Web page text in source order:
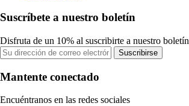
Suscríbete a nuestro boletín
Disfruta de un 10% al suscribirte a nuestro boletín
Suscribirse
Mantente conectado
Encuéntranos en las redes sociales